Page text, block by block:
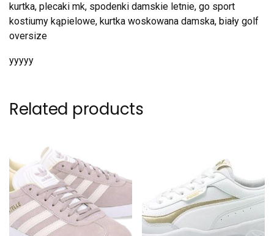
kurtka, plecaki mk, spodenki damskie letnie, go sport
kostiumy kąpielowe, kurtka woskowana damska, biały golf
oversize
yyyyy
Related products